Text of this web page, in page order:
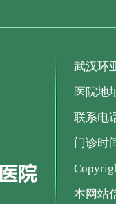
武汉环
医院地
联系电
门诊时
本网站